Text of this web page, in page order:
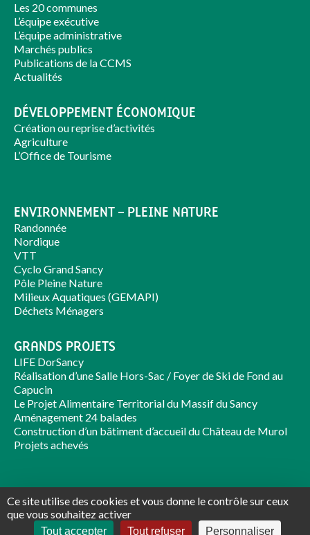
Les 20 communes
L’équipe exécutive
L’équipe administrative
Marchés publics
Publications de la CCMS
Actualités
DÉVELOPPEMENT ÉCONOMIQUE
Création ou reprise d’activités
Agriculture
L’Office de Tourisme
ENVIRONNEMENT – PLEINE NATURE
Randonnée
Nordique
VTT
Cyclo Grand Sancy
Pôle Pleine Nature
Milieux Aquatiques (GEMAPI)
Déchets Ménagers
GRANDS PROJETS
LIFE DorSancy
Réalisation d’une Salle Hors-Sac / Foyer de Ski de Fond au
Capucin
Le Projet Alimentaire Territorial du Massif du Sancy
Aménagement 24 balades
Construction d’un bâtiment d’accueil du Château de Murol
Projets achevés
Partenaires-Plan du site-Informations légales-Politique de
Ce site utilise des cookies et vous donne le contrôle sur ceux
que vous souhaitez activer
Tout accepter Tout refuser Personnaliser